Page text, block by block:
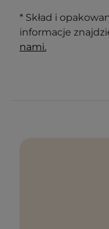
* Skład i
informacje
nami.